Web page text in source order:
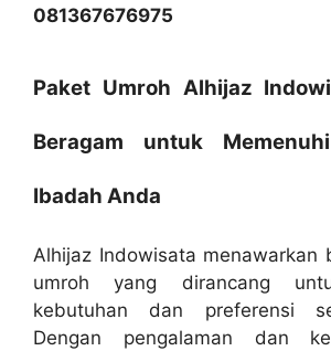
081367676975
Paket Umroh Alhijaz
Beragam untuk
Ibadah Anda
Alhijaz Indowisata menawarkan
umroh yang dirancang
kebutuhan dan preferensi
Dengan pengalaman dan